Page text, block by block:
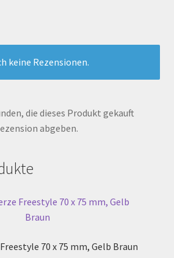
keine Rezensionen.
die dieses Produkt gekauft
abgeben.
70 x 75 mm, Gelb Braun